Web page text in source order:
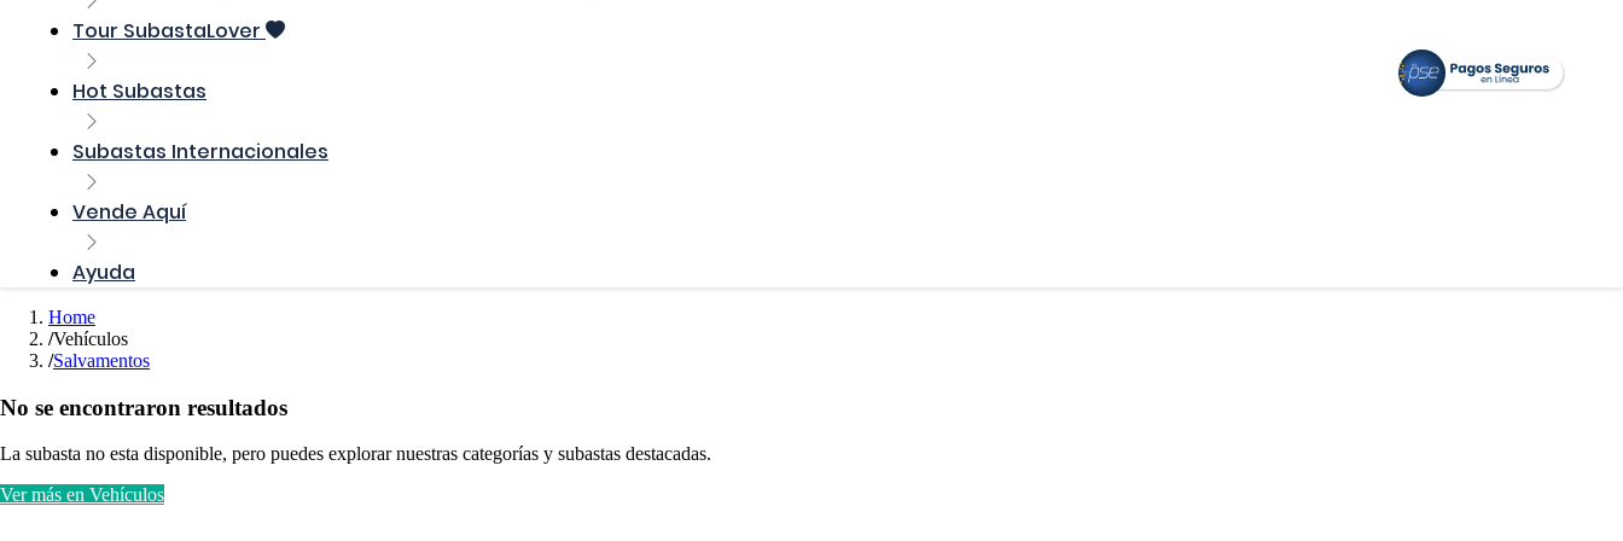
Tour SubastaLover
Hot Subastas
Subastas Internacionales
Vende Aquí
Ayuda
Home
Vehículos
Salvamentos
No se encontraron resultados
La subasta no esta disponible, pero puedes explorar nuestras categorías y subastas destacadas.
Ver más en Vehículos